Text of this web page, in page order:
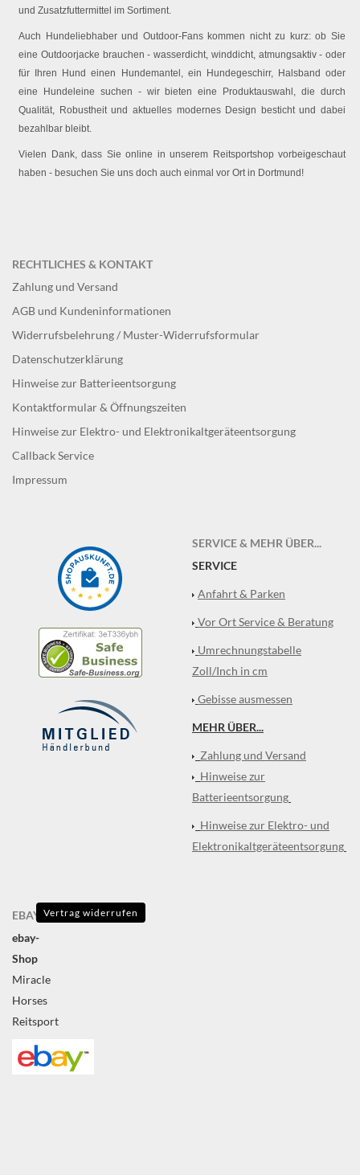
und Zusatzfuttermittel im Sortiment.
Auch Hundeliebhaber und Outdoor-Fans kommen nicht zu kurz: ob Sie
eine Outdoorjacke brauchen - wasserdicht, winddicht, atmungsaktiv - oder
für Ihren Hund einen Hundemantel, ein Hundegeschirr, Halsband oder
eine Hundeleine suchen - wir bieten eine Produktauswahl, die durch
Qualität, Robustheit und aktuelles modernes Design besticht und dabei
bezahlbar bleibt.
Vielen Dank, dass Sie online in unserem Reitsportshop vorbeigeschaut
haben - besuchen Sie uns doch auch einmal vor Ort in Dortmund!
RECHTLICHES & KONTAKT
Zahlung und Versand
AGB und Kundeninformationen
Widerrufsbelehrung / Muster-Widerrufsformular
Datenschutzerklärung
Hinweise zur Batterieentsorgung
Kontaktformular & Öffnungszeiten
Hinweise zur Elektro- und Elektronikaltgeräteentsorgung
Callback Service
Impressum
SERVICE & MEHR ÜBER...
SERVICE
Anfahrt & Parken
Vor Ort Service & Beratung
Umrechnungstabelle
Zoll/Inch in cm
Gebisse ausmessen
MEHR ÜBER...
Zahlung und Versand
Hinweise zur
Batterieentsorgung
Hinweise zur Elektro- und
Elektronikaltgeräteentsorgung
EBAY
ebay-
Shop
Miracle
Horses
Reitsport
Vertrag widerrufen